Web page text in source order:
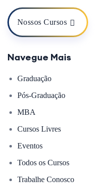
Nossos Cursos
Navegue Mais
Graduação
Pós-Graduação
MBA
Cursos Livres
Eventos
Todos os Cursos
Trabalhe Conosco